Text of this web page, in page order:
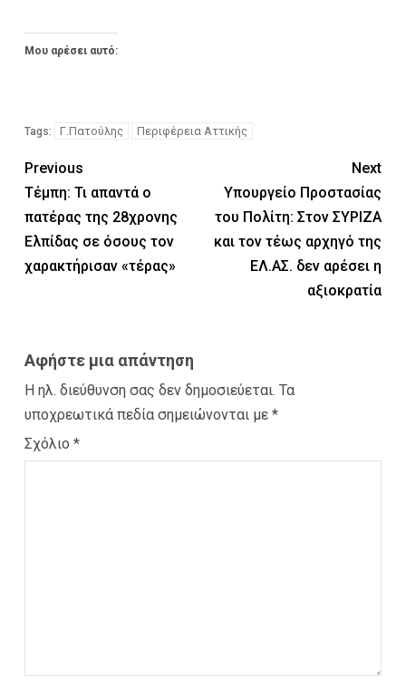
Μου αρέσει αυτό:
Tags: Γ.Πατούλης Περιφέρεια Αττικής
Previous
Τέμπη: Τι απαντά ο
πατέρας της 28χρονης
Ελπίδας σε όσους τον
χαρακτήρισαν «τέρας»
Next
Υπουργείο Προστασίας
του Πολίτη: Στον ΣΥΡΙΖΑ
και τον τέως αρχηγό της
ΕΛ.ΑΣ. δεν αρέσει η
αξιοκρατία
Αφήστε μια απάντηση
Η ηλ. διεύθυνση σας δεν δημοσιεύεται. Τα
υποχρεωτικά πεδία σημειώνονται με *
Σχόλιο *